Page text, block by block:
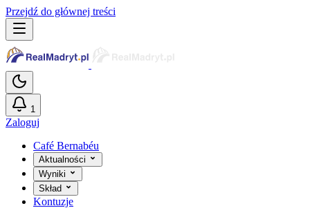
Przejdź do głównej treści
1
Zaloguj
Café Bernabéu
Aktualności
Wyniki
Skład
Kontuzje